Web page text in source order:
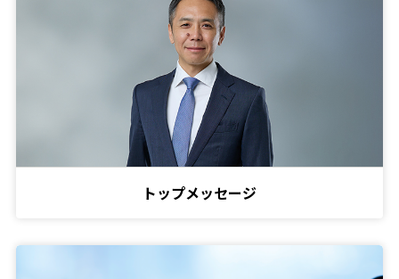
トップメッセージ